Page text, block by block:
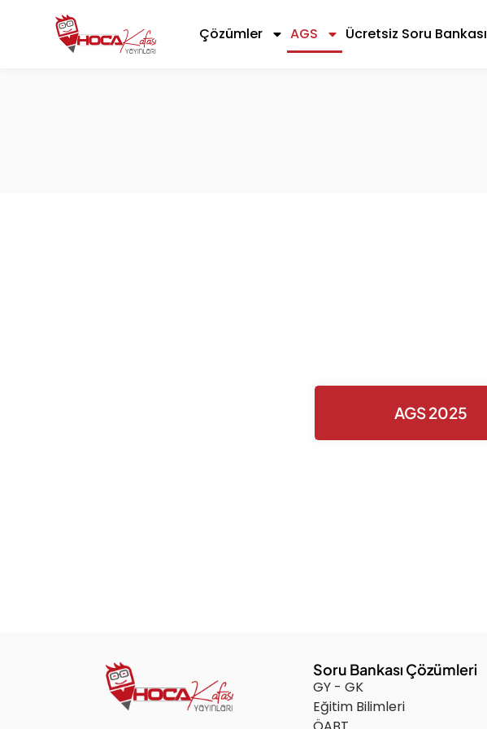
Çözümler AGS Ücretsiz Soru Bankası
AGS 2025
Soru Bankası Çözümleri
GY - GK
Eğitim Bilimleri